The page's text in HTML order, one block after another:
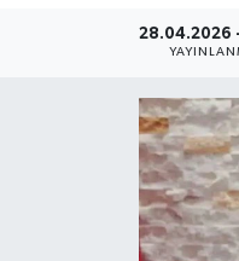
28.04.2026
Bi̇li̇m & Teknoloji̇